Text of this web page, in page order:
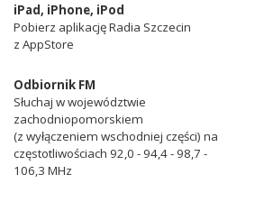
iPad, iPhone, iPod
Pobierz aplikację Radia Szczecin
z AppStore
Odbiornik FM
Słuchaj w województwie
zachodniopomorskiem
(z wyłączeniem wschodniej części) na
częstotliwościach 92,0 - 94,4 - 98,7 -
106,3 MHz